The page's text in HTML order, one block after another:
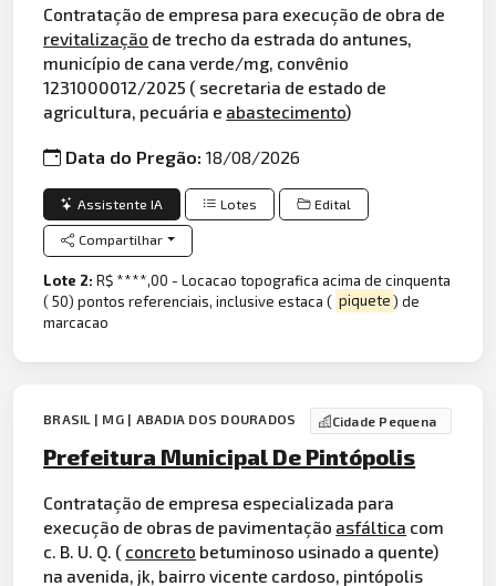
Contratação de empresa para execução de obra de
revitalização de trecho da estrada do antunes,
município de cana verde/mg, convênio
1231000012/2025 ( secretaria de estado de
agricultura, pecuária e abastecimento)
Data do Pregão:18/08/2026
Assistente IA Lotes Edital
Compartilhar
Lote 2:R$ ****,00 - Locacao topografica acima de cinquenta
( 50) pontos referenciais, inclusive estaca ( piquete) de
marcacao
BRASIL | MG | ABADIA DOS DOURADOS Cidade Pequena
Prefeitura Municipal De Pintópolis
Contratação de empresa especializada para
execução de obras de pavimentação asfáltica com
c. B. U. Q. ( concreto betuminoso usinado a quente)
na avenida, jk, bairro vicente cardoso, pintópolis